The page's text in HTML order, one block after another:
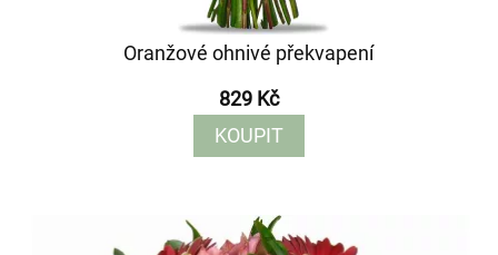
Oranžové ohnivé překvapení
829 Kč
KOUPIT